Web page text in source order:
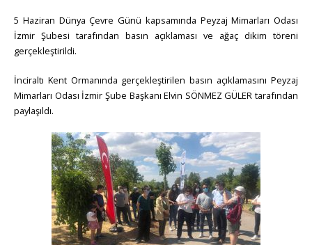
5 Haziran Dünya Çevre Günü kapsamında Peyzaj Mimarları Odası
İzmir Şubesi tarafından basın açıklaması ve ağaç dikim töreni
gerçekleştirildi.
İnciraltı Kent Ormanında gerçekleştirilen basın açıklamasını Peyzaj
Mimarları Odası İzmir Şube Başkanı Elvin SÖNMEZ GÜLER tarafından
paylaşıldı.